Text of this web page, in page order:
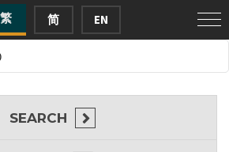
繁 简 EN
SEARCH